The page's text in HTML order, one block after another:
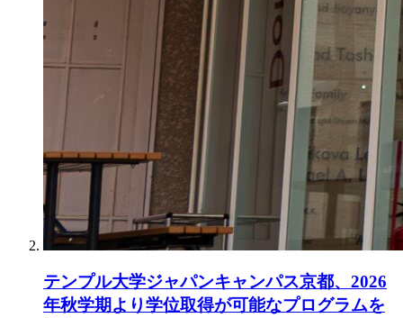
テンプル大学ジャパンキャンパス京都、2026
年秋学期より学位取得が可能なプログラムを